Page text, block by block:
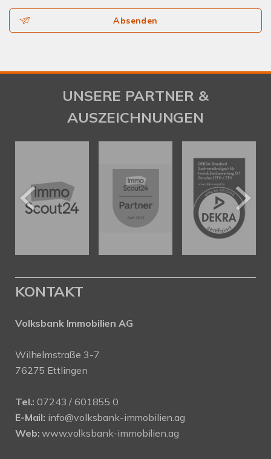
Absenden
UNSERE PARTNER &
AUSZEICHNUNGEN
KONTAKT
Volksbank Immobilien AG
Wilhelmstraße 3-7
76275 Ettlingen
Tel.: 07243 / 601855 0
E-Mail: info@volksbank-immobilien.ag
Web: www.volksbank-immobilien.ag